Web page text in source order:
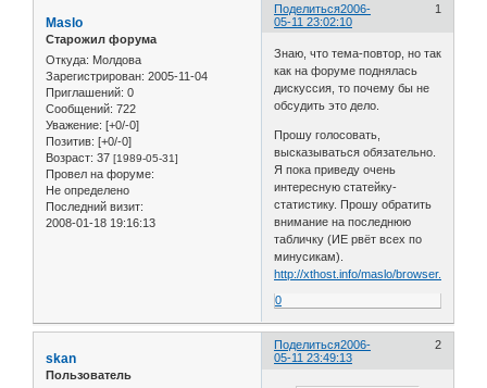
Поделиться 1
2006-
05-11 23:02:10
Maslo
Старожил форума
Откуда: Молдова
Зарегистрирован: 2005-11-04
Приглашений: 0
Сообщений: 722
Уважение: [+0/-0]
Позитив: [+0/-0]
Возраст: 37 [1989-05-31]
Провел на форуме:
Не определено
Последний визит:
2008-01-18 19:16:13
Знаю, что тема-повтор, но так
как на форуме поднялась
дискуссия, то почему бы не
обсудить это дело.
Прошу голосовать,
высказываться обязательно.
Я пока приведу очень
интересную статейку-
статистику. Прошу обратить
внимание на последнюю
табличку (ИЕ рвёт всех по
минусикам).
http://xthost.info/maslo/browser.chm
0
Поделиться 2
2006-
05-11 23:49:13
skan
Пользователь